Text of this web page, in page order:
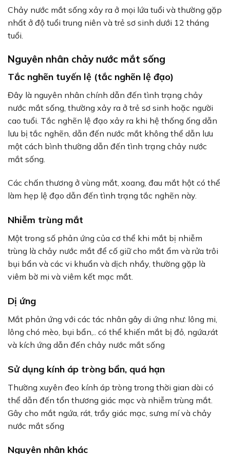
Chảy nước mắt sống xảy ra ở mọi lứa tuổi và thường gặp
nhất ở độ tuổi trung niên và trẻ sơ sinh dưới 12 tháng
tuổi.
Nguyên nhân chảy nước mắt sống
Tắc nghẽn tuyến lệ (tắc nghẽn lệ đạo)
Đây là nguyên nhân chính dẫn đến tình trạng chảy
nước mắt sống, thường xảy ra ở trẻ sơ sinh hoặc người
cao tuổi. Tắc nghẽn lệ đạo xảy ra khi hệ thống ống dẫn
lưu bị tắc nghẽn, dẫn đến nước mắt không thể dẫn lưu
một cách bình thường dẫn đến tình trạng chảy nước
mắt sống.
Các chấn thương ở vùng mắt, xoang, đau mắt hột có thể
làm hẹp lệ đạo dẫn đến tình trạng tắc nghẽn này.
Nhiễm trùng mắt
Một trong số phản ứng của cơ thể khi mắt bị nhiễm
trùng là chảy nước mắt để cố giữ cho mắt ẩm và rửa trôi
bụi bẩn và các vi khuẩn và dịch nhầy, thường gặp là
viêm bờ mi và viêm kết mạc mắt.
Dị ứng
Mắt phản ứng với các tác nhân gây di ứng như: lông mi,
lông chó mèo, bụi bẩn,.. có thể khiến mắt bị đỏ, ngứa,rát
và kích ứng dẫn đến chảy nước mắt sống
Sử dụng kính áp tròng bẩn, quá hạn
Thường xuyên đeo kính áp tròng trong thời gian dài có
thể dẫn đến tổn thương giác mạc và nhiễm trùng mắt.
Gây cho mắt ngứa, rát, trầy giác mạc, sưng mí và chảy
nước mắt sống
Nguyên nhân khác